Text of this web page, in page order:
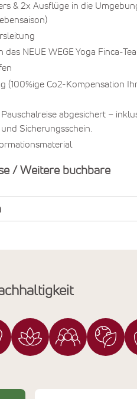
& 2x Ausflüge in die
NEUE WEGE Yoga Finca-
(100%ige Co2-Kompensation
Pauschalreise abgesichert –
Sicherungsschein.
/ Weitere buchbare